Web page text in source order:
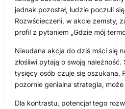
jednak pozostał, ludzie poczuli
Rozwścieczeni, w akcie zemsty,
profil z pytaniem „Gdzie mój
Nieudana akcja do dziś mści się
złośliwi pytają o swoją należność.
tysięcy osób czuje się oszukana.
pozornie genialna strategia,
Dla kontrastu, potencjał tego